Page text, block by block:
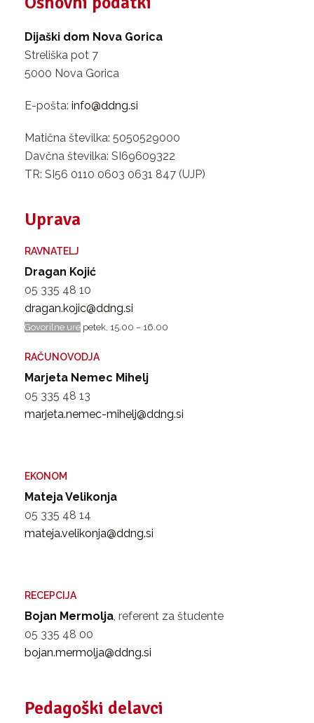
Dijaški dom Nova Gorica
Streliška pot 7
5000 Nova Gorica
E-pošta: info@ddng.si
Matična številka: 5050529000
Davčna številka: SI69609322
TR: SI56 0110 0603 0631 847 (UJP)
Uprava
RAVNATELJ
Dragan Kojić
05 335 48 10
dragan.kojic@ddng.si
Govorilne ure petek, 15.00 – 16.00
RAČUNOVODJA
Marjeta Nemec Mihelj
05 335 48 13
marjeta.nemec-mihelj@ddng.si
EKONOM
Mateja Velikonja
05 335 48 14
mateja.velikonja@ddng.si
RECEPCIJA
Bojan Mermolja, referent za študente
05 335 48 00
bojan.mermolja@ddng.si
Pedagoški delavci